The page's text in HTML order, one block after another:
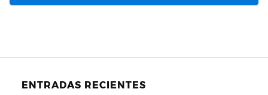
ENTRADAS RECIENTES